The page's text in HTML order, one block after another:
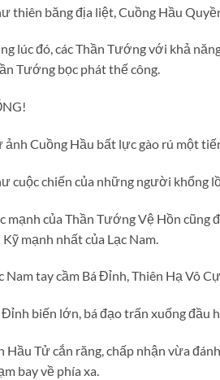
thiên băng địa liệt, Cuồng Hầu
lúc đó, các Thần Tướng với khả
Tướng bọc phát thế công.
ảnh Cuồng Hầu bất lực gào rú một
cuộc chiến của những người khổng
mạnh của Thần Tướng Vệ Hồn
Kỹ mạnh nhất của Lạc Nam.
Nam tay cầm Bá Đỉnh, Thiên Hạ Vô
Đỉnh biến lớn, bá đạo trấn xuống đầu
Hầu Tử cắn răng, chấp nhận vừa
bay về phía xa.